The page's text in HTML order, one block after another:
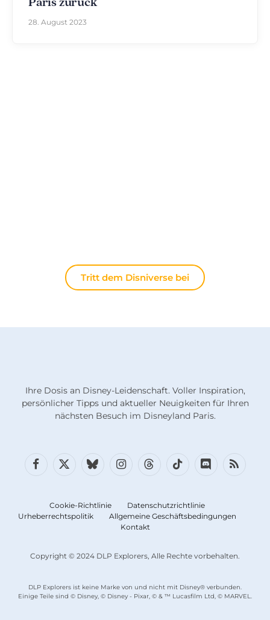
Paris zurück
28. August 2023
Tritt dem Disniverse bei
Ihre Dosis an Disney-Leidenschaft. Voller Inspiration,
persönlicher Tipps und aktueller Neuigkeiten für Ihren
nächsten Besuch im Disneyland Paris.
Facebook
X
BlueskyInstagramFäden TikTokDiskordRSS
Copyright © 2024 DLP Explorers, Alle Rechte vorbehalten.
DLP Explorers ist keine Marke von und nicht mit Disney® verbunden.
Einige Teile sind © Disney, © Disney - Pixar, © & ™ Lucasfilm Ltd, © MARVEL.
Cookie-Richtlinie
Datenschutzrichtlinie
Urheberrechtspolitik
Allgemeine Geschäftsbedingungen
Kontakt